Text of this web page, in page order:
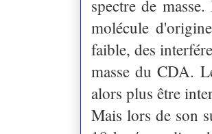
spectre de
molécule
faible, des
masse du CDA.
alors plus être
Mais lors de son